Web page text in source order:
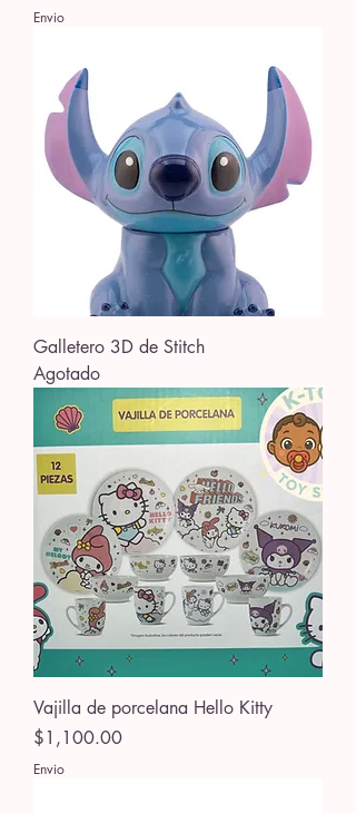
Envio
Galletero 3D de Stitch
Agotado
Vajilla de porcelana Hello Kitty
Precio
$1,100.00
Envio